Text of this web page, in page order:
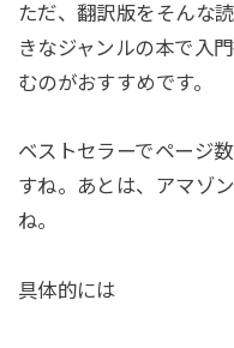
ただ、翻訳版をそんな
きなジャンルの本で入
むのがおすすめです。
ベストセラーでページ
すね。あとは、アマゾ
ね。
具体的には